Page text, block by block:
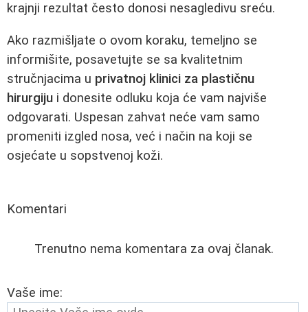
krajnji rezultat često donosi nesagledivu sreću.
Ako razmišljate o ovom koraku, temeljno se
informišite, posavetujte se sa kvalitetnim
stručnjacima u privatnoj klinici za plastičnu
hirurgiju i donesite odluku koja će vam najviše
odgovarati. Uspesan zahvat neće vam samo
promeniti izgled nosa, već i način na koji se
osjećate u sopstvenoj koži.
Komentari
Trenutno nema komentara za ovaj članak.
Vaše ime: